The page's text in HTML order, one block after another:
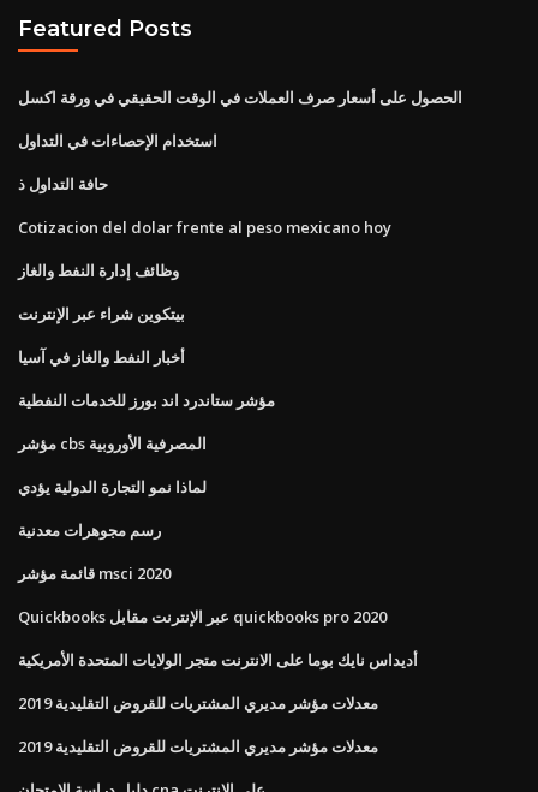
Featured Posts
الحصول على أسعار صرف العملات في الوقت الحقيقي في ورقة اكسل
استخدام الإحصاءات في التداول
حافة التداول ذ
Cotizacion del dolar frente al peso mexicano hoy
وظائف إدارة النفط والغاز
بيتكوين شراء عبر الإنترنت
أخبار النفط والغاز في آسيا
مؤشر ستاندرد اند بورز للخدمات النفطية
مؤشر cbs المصرفية الأوروبية
لماذا نمو التجارة الدولية يؤدي
رسم مجوهرات معدنية
قائمة مؤشر msci 2020
Quickbooks عبر الإنترنت مقابل quickbooks pro 2020
أديداس نايك بوما على الانترنت متجر الولايات المتحدة الأمريكية
معدلات مؤشر مديري المشتريات للقروض التقليدية 2019
معدلات مؤشر مديري المشتريات للقروض التقليدية 2019